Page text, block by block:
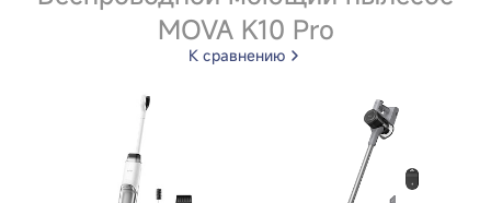
MOVA K10 Pro
К сравнению